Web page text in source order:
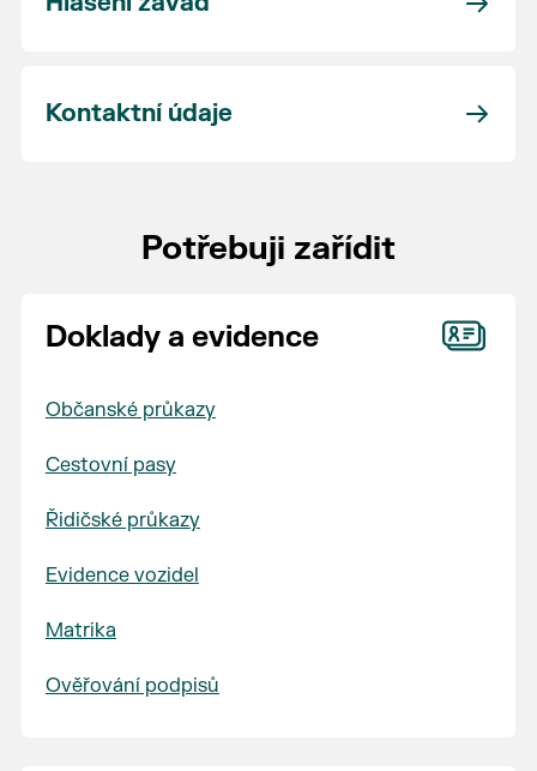
Kontaktní údaje
Potřebuji zařídit
Doklady a evidence
Občanské průkazy
Cestovní pasy
Řidičské průkazy
Evidence vozidel
Matrika
Ověřování podpisů